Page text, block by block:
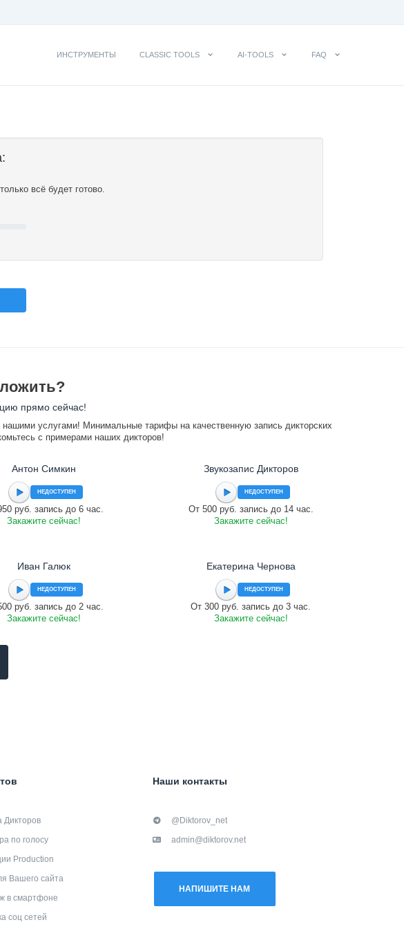
ИНСТРУМЕНТЫ CLASSIC TOOLS AI-TOOLS FAQ
всё будет готово.
прямо сейчас!
услугами! Минимальные тарифы на качественную запись дикторских
с примерами наших дикторов!
Антон Симкин
НЕДОСТУПЕН
руб. запись до 6 час.
Закажите сейчас!
Звукозапис Дикторов
НЕДОСТУПЕН
От 500 руб. запись до 14 час.
Закажите сейчас!
Иван Галюк
НЕДОСТУПЕН
руб. запись до 2 час.
Закажите сейчас!
Екатерина Чернова
НЕДОСТУПЕН
От 300 руб. запись до 3 час.
Закажите сейчас!
Дикторов
по голосу
Production
Вашего сайта
в смартфоне
соц сетей
Наши контакты
@Diktorov_net
admin@diktorov.net
НАПИШИТЕ НАМ